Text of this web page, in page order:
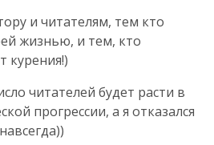
и читателям, тем кто
жизнью, и тем, кто
курения!)
читателей будет расти в
прогрессии, а я отказался